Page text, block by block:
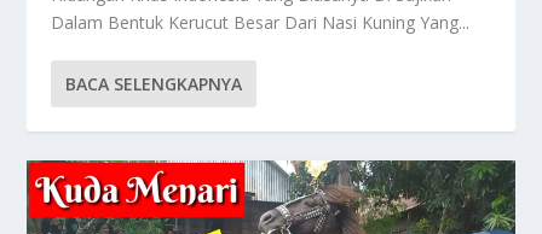
Dalam Bentuk Kerucut Besar Dari Nasi Kuning Yang...
BACA SELENGKAPNYA